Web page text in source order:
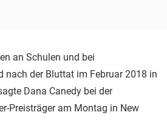
an Schulen und bei
nach der Bluttat im Februar 2018 in
Dana Canedy bei der
Preisträger am Montag in New